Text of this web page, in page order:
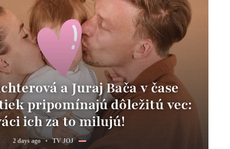
a Juraj Bača v čase
pripomínajú dôležitú vec:
ich za to milujú!
2 days ago TV JOJ